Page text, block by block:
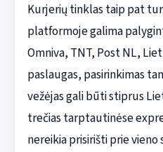
Kurjerių tinklas taip pat
platformoje galima
Omniva, TNT, Post NL,
paslaugas, pasirinkimas
vežėjas gali būti stiprus
trečias tarptautinėse
nereikia prisirišti prie vieno